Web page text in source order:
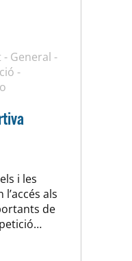
- General -
-
i les
als
de